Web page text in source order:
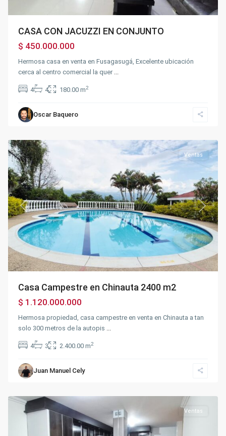
CASA CON JACUZZI EN CONJUNTO
$ 450.000.000
Hermosa casa en venta en Fusagasugá, Excelente ubicación
cerca al centro comercial la quer
4 4 180.00 m2
Oscar Baquero
Chinauta
Previous Next
Ventas
Casa Campestre en Chinauta 2400 m2
$ 1.120.000.000
Hermosa propiedad, casa campestre en venta en Chinauta a tan
solo 300 metros de la autopis
4 3 2.400.00 m2
Juan Manuel Cely
Maiz
Amarillo
Ventas